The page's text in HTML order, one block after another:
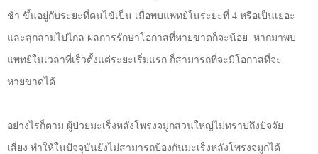
ช้า ขึ้นอยู่กับระยะที่คนไข้เป็น เมื่อพบแพทย์ในระยะที่ 4 หรือเป็นเยอะ
และลุกลามไปไกล ผลการรักษาโอกาสที่หายขาดก็จะน้อย หากมาพบ
แพทย์ในเวลาที่เร็วตั้งแต่ระยะเริ่มแรก ก็สามารถที่จะมีโอกาสที่จะ
หายขาดได้
อย่างไรก็ตาม ผู้ป่วยมะเร็งหลังโพรงจมูกส่วนใหญ่ไม่ทราบถึงปัจจัย
เสี่ยง ทำให้ในปัจจุบันยังไม่สามารถป้องกันมะเร็งหลังโพรงจมูกได้